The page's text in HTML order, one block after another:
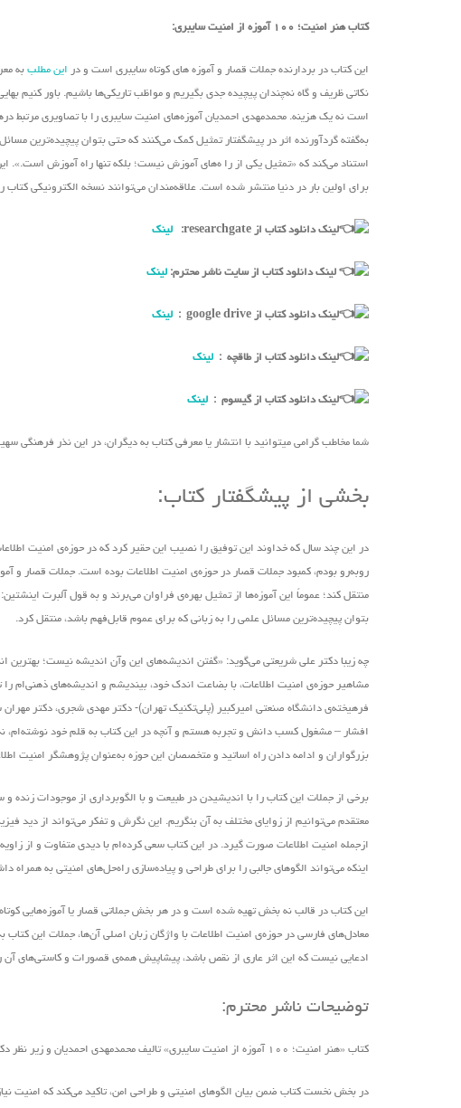
کتاب هنر امنیت؛ ۱۰۰ آموزه از امنیت سایبری:
این کتاب در بردارنده جملات قصار و آموزه های کوتاه سایبری است و در این مطلب به
نکاتی ظریف و گاه نه‌چندان پیچیده جدی بگیریم و مواظب تاریکی‌ها باشیم. باور کنیم
است نه یک هزینه. محمدمهدی احمدیان آموزه‌های امنیت سایبری را با تصاویری
به‌گفته گردآورنده اثر در پیشگفتار تمثیل کمک می‌کنند که حتی بتوان پیچیده‌ترین
استناد می‌کند که «تمثیل یکی از را ه‌های آموزش نیست؛ بلکه تنها راه آموزش است.».
برای اولین بار در دنیا منتشر شده است. علاقه‌مندان می‌توانند نسخه الکترونیکی کتاب
لینک دانلود کتاب از researchgate: لینک
لینک دانلود کتاب از سایت ناشر محترم: لینک
لینک دانلود کتاب از google drive : لینک
لینک دانلود کتاب از طاقچه : لینک
لینک دانلود کتاب از گیسوم : لینک
شما مخاطب گرامی میتوانید با انتشار یا معرفی کتاب به دیگران، در این نذر فرهنگی
بخشی از پیشگفتار کتاب:
در این چند سال که خداوند این توفیق را نصیب این حقیر کرد که در حوزه‌ی امنیت
روبه‌رو بودم، کمبود جملات قصار در حوزه‌ی امنیت اطلاعات بوده است. جملات قصار و
منتقل کند؛ عموماً این آموزه‌ها از تمثیل بهره‌ی فراوان‌ می‌برند و به قول آلبرت
بتوان پیچیده‌ترین مسائل علمی را به زبانی که برای عموم قابل‌فهم باشد، منتقل کرد.
چه زیبا دکتر علی شریعتی ‌می‌گوید: «گفتن اندیشه‌های این ‌وآن اندیشه نیست؛
مشاهیر حوزه‌ی امنیت اطلاعات، با بضاعت اندک خود، بیندیشم و اندیشه‌های ذهنی‌ام
فرهیخته‌ی دانشگاه صنعتی امیرکبیر (پلی‌تکنیک تهران)- دکتر مهدی شجری، دکتر
افشار – مشغول کسب دانش و تجربه هستم و آنچه در این کتاب به قلم خود نوشته‌ام،
بزرگواران و ادامه دادن راه اساتید و متخصصان این حوزه به‌عنوان پژوهشگر امنیت
برخی از جملات این کتاب را با اندیشیدن در طبیعت و با الگوبرداری از موجودات
معتقدم می‌توانیم از زوایای مختلف به آن بنگریم. این نگرش و تفکر می‌تواند از
ازجمله امنیت اطلاعات صورت گیرد. در این کتاب سعی کرده‌ام با دیدی متفاوت و از
اینکه می‌تواند الگوهای جالبی را برای طراحی و پیاده‌سازی راه‌حل‌های امنیتی به همراه
این کتاب در قالب نه بخش تهیه ‌شده است و در هر بخش جملاتی قصار یا آموزه‌هایی کوتاه
معادل‌های فارسی در حوزه‌ی امنیت اطلاعات با واژگان زبان اصلی آن‌ها، جملات این
ادعایی نیست که این اثر عاری از نقص باشد، پیشاپیش همه‌ی قصورات و کاستی‌های آن
توضیحات ناشر محترم:
کتاب «هنر امنیت؛ ۱۰۰ آموزه از امنیت سایبری» تالیف محمدمهدی احمدیان و زیر نظر دکتر علیرضا صالحی
در بخش نخست کتاب ضمن بیان الگوهای امنیتی و طراحی امن، تاکید می‌کند که امنیت